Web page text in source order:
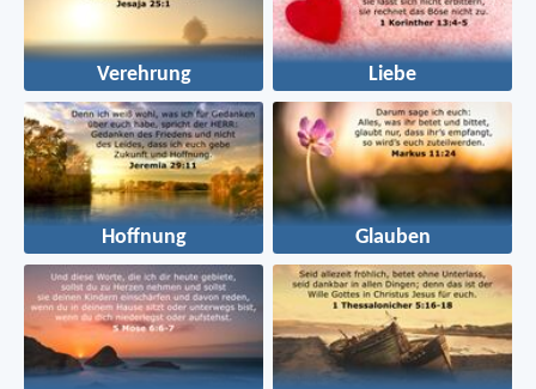
Verehrung Liebe
Hoffnung Glauben